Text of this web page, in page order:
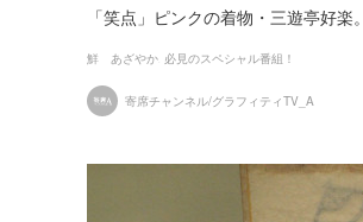
「笑点」ピンクの着物・三遊亭好
鮮 あざやか 必見のスペシャル番組！
寄席チャンネル/グラフィティTV_A